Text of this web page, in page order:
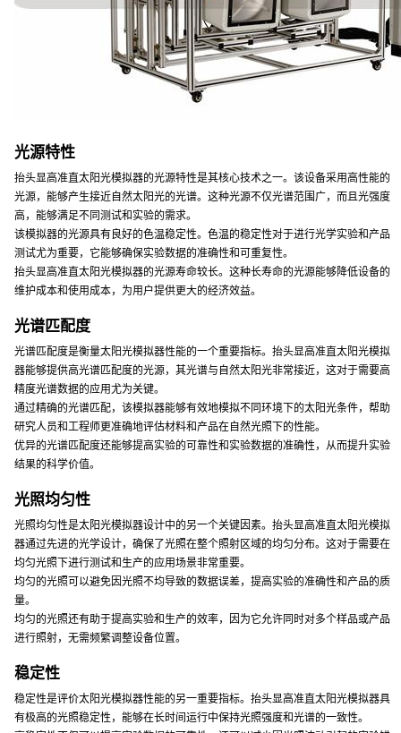
光源特性
抬头显高准直太阳光模拟器的光源特性是其核心技术之一。该设备采用高性能的
光源，能够产生接近自然太阳光的光谱。这种光源不仅光谱范围广，而且光强度
高，能够满足不同测试和实验的需求。
该模拟器的光源具有良好的色温稳定性。色温的稳定性对于进行光学实验和产品
测试尤为重要，它能够确保实验数据的准确性和可重复性。
抬头显高准直太阳光模拟器的光源寿命较长。这种长寿命的光源能够降低设备的
维护成本和使用成本，为用户提供更大的经济效益。
光谱匹配度
光谱匹配度是衡量太阳光模拟器性能的一个重要指标。抬头显高准直太阳光模拟
器能够提供高光谱匹配度的光源，其光谱与自然太阳光非常接近，这对于需要高
精度光谱数据的应用尤为关键。
通过精确的光谱匹配，该模拟器能够有效地模拟不同环境下的太阳光条件，帮助
研究人员和工程师更准确地评估材料和产品在自然光照下的性能。
优异的光谱匹配度还能够提高实验的可靠性和实验数据的准确性，从而提升实验
结果的科学价值。
光照均匀性
光照均匀性是太阳光模拟器设计中的另一个关键因素。抬头显高准直太阳光模拟
器通过先进的光学设计，确保了光照在整个照射区域的均匀分布。这对于需要在
均匀光照下进行测试和生产的应用场景非常重要。
均匀的光照可以避免因光照不均导致的数据误差，提高实验的准确性和产品的质
量。
均匀的光照还有助于提高实验和生产的效率，因为它允许同时对多个样品或产品
进行照射，无需频繁调整设备位置。
稳定性
稳定性是评价太阳光模拟器性能的另一重要指标。抬头显高准直太阳光模拟器具
有极高的光照稳定性，能够在长时间运行中保持光照强度和光谱的一致性。